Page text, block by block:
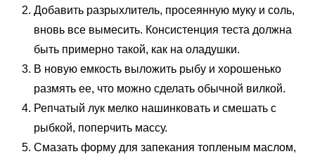
Добавить разрыхлитель, просеянную муку и соль,
вновь все вымесить. Консистенция теста должна
быть примерно такой, как на оладушки.
В новую емкость выложить рыбу и хорошенько
размять ее, что можно сделать обычной вилкой.
Репчатый лук мелко нашинковать и смешать с
рыбкой, поперчить массу.
Смазать форму для запекания топленым маслом,